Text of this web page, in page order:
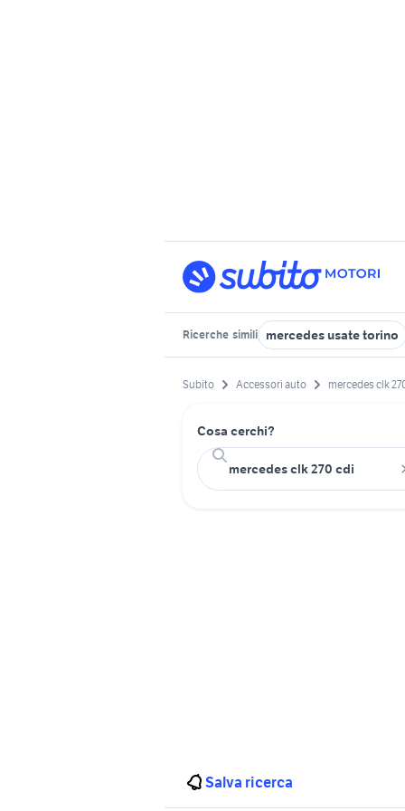
Ricerche simili mercedes usate torino
Subito Accessori auto mercedes clk
Cosa cerchi?
Salva ricerca